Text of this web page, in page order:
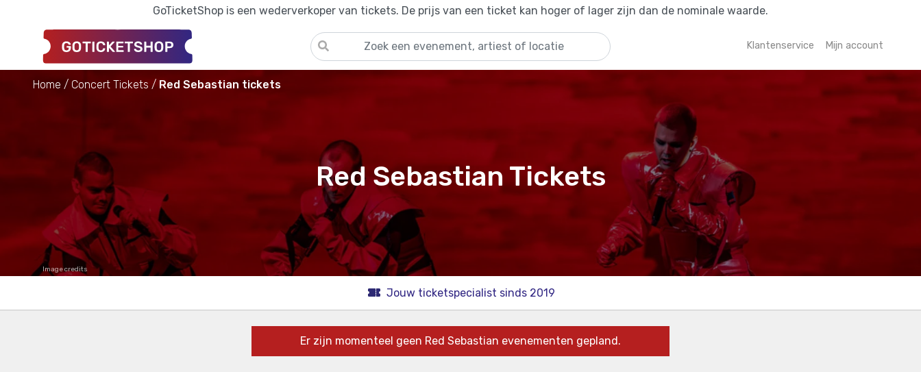
GoTicketShop is een wederverkoper van tickets. De prijs van een ticket kan hoger of lager zijn dan de nominale waarde.
Klantenservice Mijn account
Home Concert Tickets Red Sebastian tickets
Red Sebastian Tickets
Image credits
Jouw ticketspecialist sinds 2019
Er zijn momenteel geen Red Sebastian evenementen gepland.